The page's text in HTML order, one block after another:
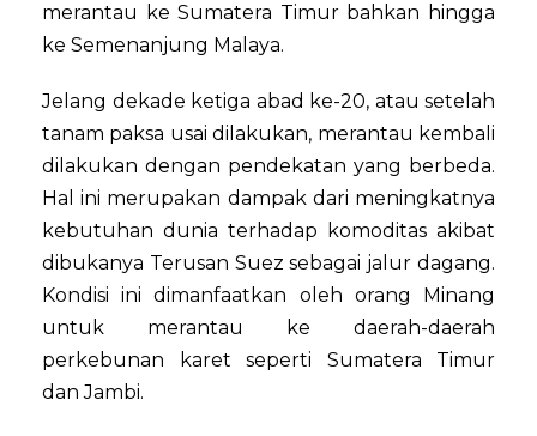
merantau ke Sumatera Timur bahkan hingga
ke Semenanjung Malaya.
Jelang dekade ketiga abad ke-20, atau setelah
tanam paksa usai dilakukan, merantau kembali
dilakukan dengan pendekatan yang berbeda.
Hal ini merupakan dampak dari meningkatnya
kebutuhan dunia terhadap komoditas akibat
dibukanya Terusan Suez sebagai jalur dagang.
Kondisi ini dimanfaatkan oleh orang Minang
untuk merantau ke daerah-daerah
perkebunan karet seperti Sumatera Timur
dan Jambi.